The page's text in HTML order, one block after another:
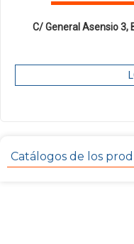
C/ General Asensio 3,
Catálogos de los